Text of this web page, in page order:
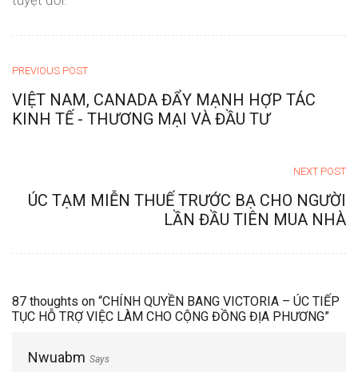
PREVIOUS POST
VIỆT NAM, CANADA ĐẨY MẠNH HỢP TÁC
KINH TẾ - THƯƠNG MẠI VÀ ĐẦU TƯ
NEXT POST
ÚC TẠM MIỄN THUẾ TRƯỚC BẠ CHO NGƯỜI
LẦN ĐẦU TIÊN MUA NHÀ
87 thoughts on “CHÍNH QUYỀN BANG VICTORIA – ÚC TIẾP
TỤC HỖ TRỢ VIỆC LÀM CHO CỘNG ĐỒNG ĐỊA PHƯƠNG”
Nwuabm Says